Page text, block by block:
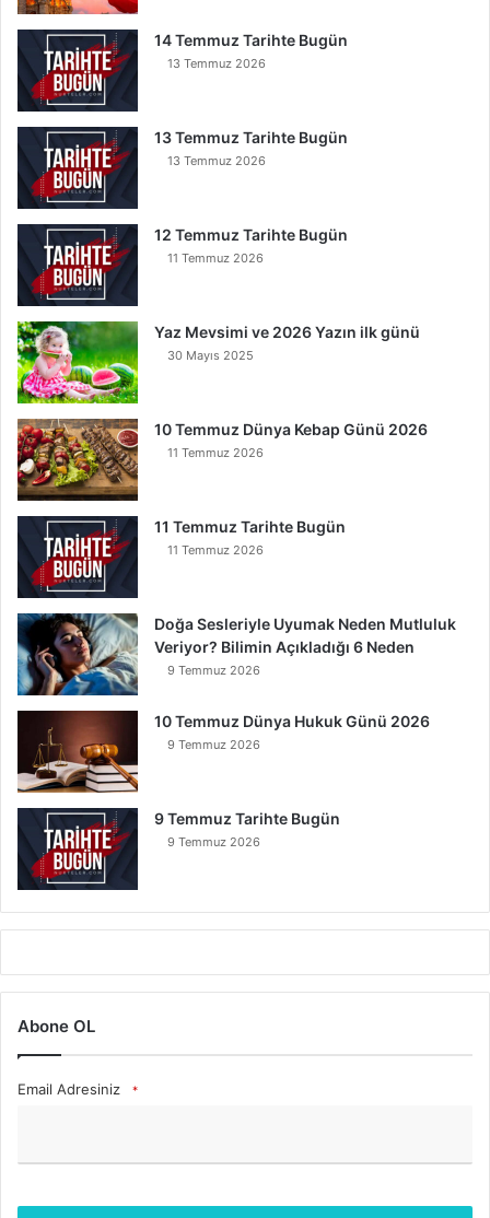
e
n
s
B
u
n
k
a
n
K
u
r
t
u
l
u
r
14 Temmuz Tarihte Bugün
13 Temmuz 2026
13 Temmuz Tarihte Bugün
13 Temmuz 2026
12 Temmuz Tarihte Bugün
11 Temmuz 2026
Yaz Mevsimi ve 2026 Yazın ilk günü
30 Mayıs 2025
10 Temmuz Dünya Kebap Günü 2026
11 Temmuz 2026
11 Temmuz Tarihte Bugün
11 Temmuz 2026
Doğa Sesleriyle Uyumak Neden Mutluluk
Veriyor? Bilimin Açıkladığı 6 Neden
9 Temmuz 2026
10 Temmuz Dünya Hukuk Günü 2026
9 Temmuz 2026
9 Temmuz Tarihte Bugün
9 Temmuz 2026
Abone OL
Email Adresiniz *